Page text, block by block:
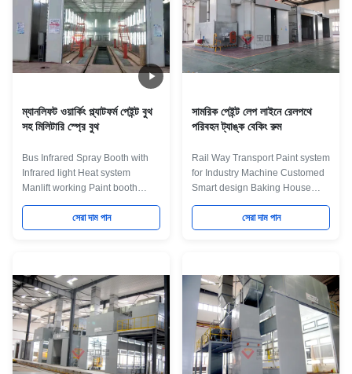
workshop space 5. Manlift
inside the booth 6. Automatic
control Trolley Maint Process 1
Pretreatment: Dipping
pretreatment with overhead
including sales team, technical
team, financial team, Oversea
installation and after service
team. Except sale our own
product, We also provide quality
ম্যানলিফট ওয়ার্কিং প্ল্যাটফর্ম পেইন্ট বুথ
সহ মিলিটারি স্প্রে বুথ
Bus Infrared Spray Booth with
Infrared light Heat system
Manlift working Paint booth
Quick Detail: 1. Painting Room
with Infrared Light Heat system
2. Can be drive throught design
painting job 4. Side desgin
according custome's requrie
Specificaiton for Bus Big spray
booth. No. Item Unit Value
Remark 1 Equipment type One-
way entry 2 Air-inlet type Up air-
inlet Below air-return 3 Mist
সেরা দাম পান
সামরিক পেইন্ট লেপ লাইনে রেলপথে
পরিবহন ট্যাঙ্ক বেকিং রুম
Rail Way Transport Paint system
for Industry Machine Customed
Smart design Baking House
Features: Widely working range,
high speed and high accuracy. It
is especially suitable for
can be integrated with auxiliary
devices such as turntable, slide
conveyor chain system, etc.
Maint Process: workpiece paint
pre-treatment--cathodic
electrodeposition primer
coating-- PVC glue--weld seam
সেরা দাম পান